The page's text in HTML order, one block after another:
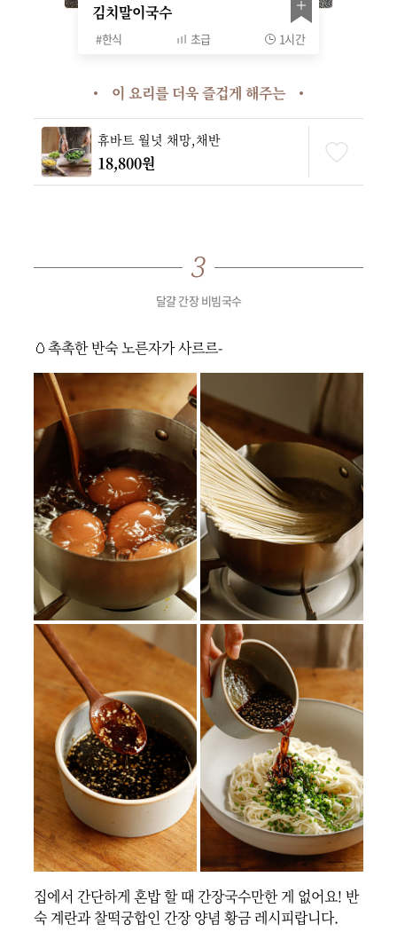
김치말이국수
#한식 초급 1시간
이 요리를 더욱 즐겁게 해주는
휴바트 월넛 채망,채반
18,800원
달걀 간장 비빔국수
🥚촉촉한 반숙 노른자가 사르르-
집에서 간단하게 혼밥 할 때 간장국수만한 게 없어요! 반
숙 계란과 찰떡궁합인 간장 양념 황금 레시피랍니다.